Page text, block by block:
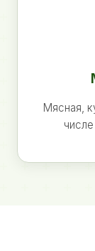
Мясная,